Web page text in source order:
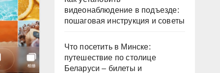
видеонаблюдение в подъезде:
пошаговая инструкция и советы
Что посетить в Минске:
путешествие по столице
Беларуси – билеты и